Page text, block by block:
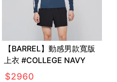
【BARREL】動感男款寬版
上衣 #COLLEGE NAVY
$2960